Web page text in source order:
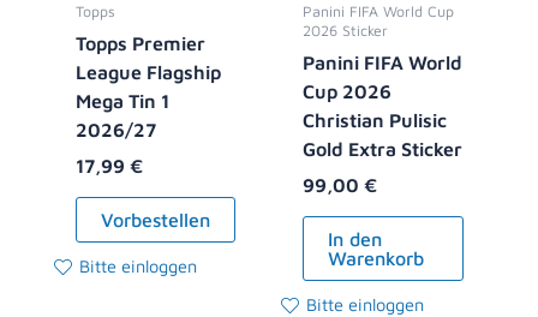
Topps
Topps Premier
League Flagship
Mega Tin 1
2026/27
17,99 €
Vorbestellen
Bitte einloggen
Panini FIFA World Cup
2026 Sticker
Panini FIFA World
Cup 2026
Christian Pulisic
Gold Extra Sticker
99,00 €
In den
Warenkorb
Bitte einloggen